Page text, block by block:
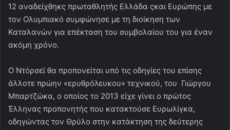
12 αναδείχθηκς πρωταθλητής Ελλάδα ςκαι Ευρώπης με
τον Ολυμπιακό συμφώνησε με τη διοίκηση των
Καταλανών για επέκταση του συμβολαίου του για έναν
ακόμη χρόνο.
Ο Ντόρσεϊ θα προπονείται υπό τις οδηγίες του επίσης
άλλοτε πρώην «ερυθρόλευκου» τεχνικού, του Γιώργου
Μπαρτζώκα, ο οποίος το 2013 είχε γίνει ο πρώτος
Έλληνας προπονητής που κατακτούσε Ευρωλίγκα,
οδηγώντας τον Θρύλο στην κατάκτηση της δεύτερης